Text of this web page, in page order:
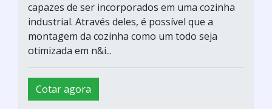
capazes de ser incorporados em uma cozinha
industrial. Através deles, é possível que a
montagem da cozinha como um todo seja
otimizada em n&i...
Cotar agora